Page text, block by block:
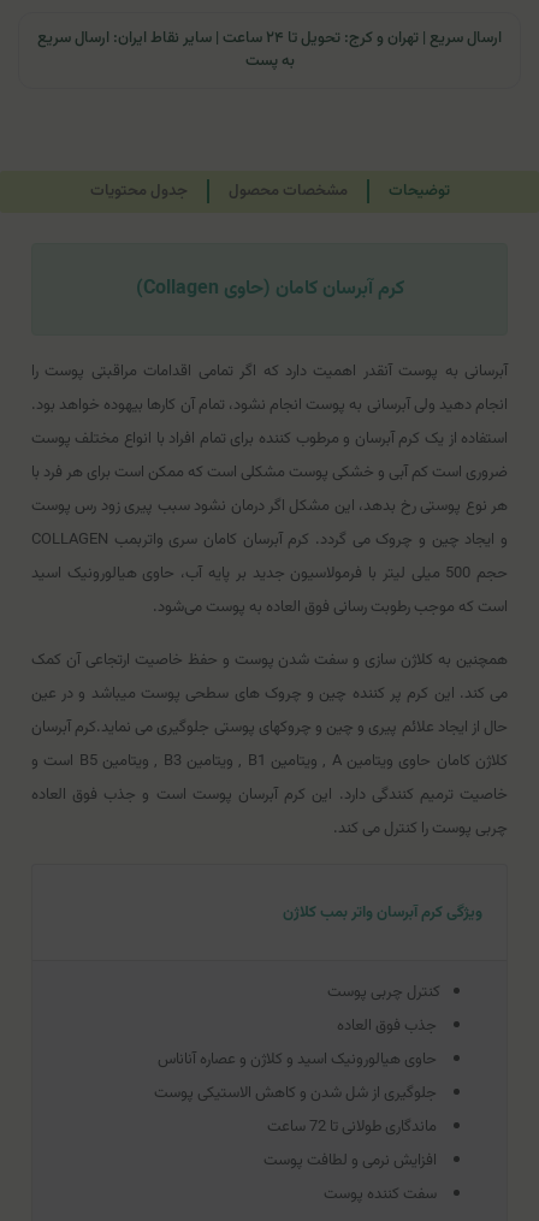
ارسال سریع | تهران و کرج: تحویل تا ۲۴ ساعت | سایر نقاط ایران: ارسال سریع
به پست
توضیحات مشخصات محصول جدول محتویات
کرم آبرسان کامان (حاوی Collagen)
آبرسانی به پوست آنقدر اهمیت دارد که اگر تمامی اقدامات مراقبتی پوست را
انجام دهید ولی آبرسانی به پوست انجام نشود، تمام آن کارها بیهوده خواهد بود.
استفاده از یک کرم آبرسان و مرطوب کننده برای تمام افراد با انواع مختلف پوست
ضروری است کم آبی و خشکی پوست مشکلی است که ممکن است برای هر فرد با
هر نوع پوستی رخ بدهد، این مشکل اگر درمان نشود سبب پیری زود رس پوست
و ایجاد چین و چروک می گردد. کرم آبرسان کامان سری واتربمب COLLAGEN
حجم 500 میلی لیتر با فرمولاسیون جدید بر پایه آب، حاوی هیالورونیک اسید
است که موجب رطوبت رسانی فوق العاده به پوست می‌شود.
همچنین به کلاژن سازی و سفت شدن پوست و حفظ خاصیت ارتجاعی آن کمک
می کند. این کرم پر کننده چین و چروک های سطحی پوست میباشد و در عین
حال از ایجاد علائم پیری و چین و چروکهای پوستی جلوگیری می نماید.کرم آبرسان
کلاژن کامان حاوی ویتامین A , ویتامین B1 , ویتامین B3 , ویتامین B5 است و
خاصیت ترمیم کنندگی دارد. این کرم آبرسان پوست است و جذب فوق العاده
چربی پوست را کنترل می کند.
ویژگی کرم آبرسان واتر بمب کلاژن
کنترل چربی پوست
جذب فوق العاده
حاوی هیالورونیک اسید و کلاژن و عصاره آناناس
جلوگیری از شل شدن و کاهش الاستیکی پوست
ماندگاری طولانی تا 72 ساعت
افزایش نرمی و لطافت پوست
سفت کننده پوست